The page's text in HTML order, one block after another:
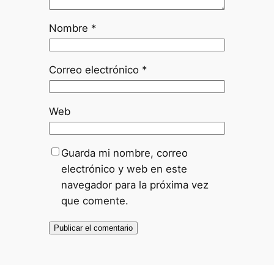
Nombre *
Correo electrónico *
Web
Guarda mi nombre, correo
electrónico y web en este
navegador para la próxima vez
que comente.